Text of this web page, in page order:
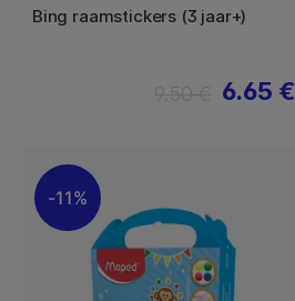
Bing raamstickers (3 jaar+)
6.65 €
11%